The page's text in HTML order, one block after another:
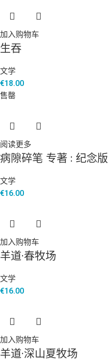
加入购物车
生吞
文学
€18.00
售罄
阅读更多
病隙碎笔 专著 : 纪念版
文学
€16.00
加入购物车
羊道·春牧场
文学
€16.00
加入购物车
羊道·深山夏牧场